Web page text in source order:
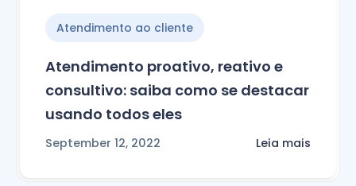
Atendimento ao cliente
Atendimento proativo, reativo e
consultivo: saiba como se destacar
usando todos eles
September 12, 2022 Leia mais